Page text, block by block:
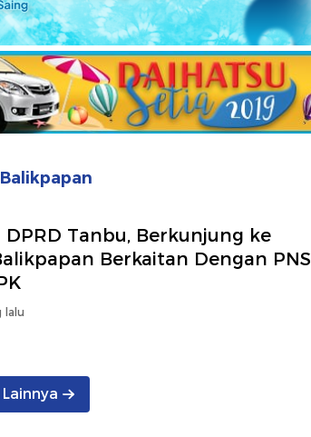
DPRD Tanbu, Berkunjung ke
Berkaitan Dengan PNS
lalu